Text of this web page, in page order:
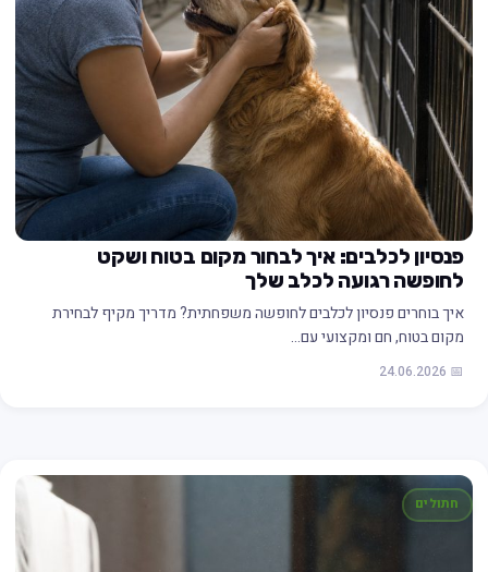
פנסיון לכלבים: איך לבחור מקום בטוח ושקט
לחופשה רגועה לכלב שלך
איך בוחרים פנסיון לכלבים לחופשה משפחתית? מדריך מקיף לבחירת
מקום בטוח, חם ומקצועי עם…
📅 24.06.2026
חתולים